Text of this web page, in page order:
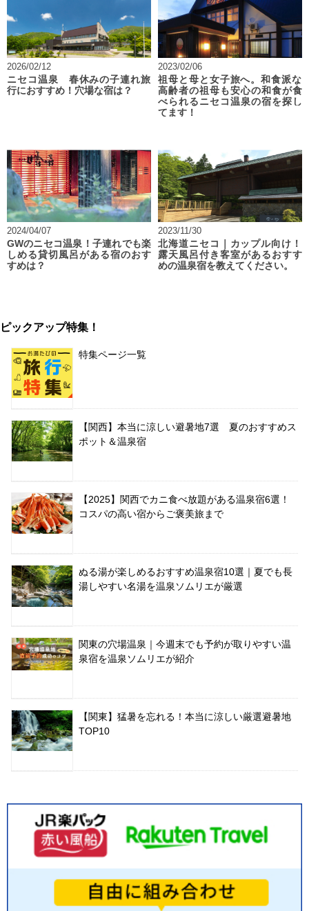
2026/02/12
ニセコ温泉 春休みの子連れ旅
行におすすめ！穴場な宿は？
2023/02/06
祖母と母と女子旅へ。和食派な
高齢者の祖母も安心の和食が食
べられるニセコ温泉の宿を探し
てます！
2024/04/07
GWのニセコ温泉！子連れでも楽
しめる貸切風呂がある宿のおす
すめは？
2023/11/30
北海道ニセコ｜カップル向け！
露天風呂付き客室があるおすす
めの温泉宿を教えてください。
ピックアップ特集！
特集ページ一覧
【関西】本当に涼しい避暑地7選 夏のおすすめス
ポット＆温泉宿
【2025】関西でカニ食べ放題がある温泉宿6選！
コスパの高い宿からご褒美旅まで
ぬる湯が楽しめるおすすめ温泉宿10選｜夏でも長
湯しやすい名湯を温泉ソムリエが厳選
関東の穴場温泉｜今週末でも予約が取りやすい温
泉宿を温泉ソムリエが紹介
【関東】猛暑を忘れる！本当に涼しい厳選避暑地
TOP10